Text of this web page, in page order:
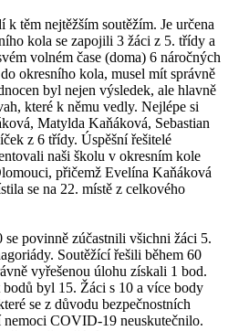
těm nejtěžším soutěžím. Je určena
kola se zapojili 3 žáci z 5. třídy a
volném čase (doma) 6 náročných
okresního kola, musel mít správně
byl nejen výsledek, ale hlavně
které k němu vedly. Nejlépe si
Matylda Kaňáková, Sebastian
z 6 třídy. Úspěšní řešitelé
naši školu v okresním kole
přičemž Evelína Kaňáková
se na 22. místě z celkového
se povinně zúčastnili všichni žáci 5.
Soutěžící řešili během 60
vyřešenou úlohu získali 1 bod.
byl 15. Žáci s 10 a více body
se z důvodu bezpečnostních
nemoci COVID-19 neuskutečnilo.